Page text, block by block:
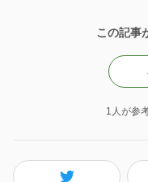
この記事
1人が参